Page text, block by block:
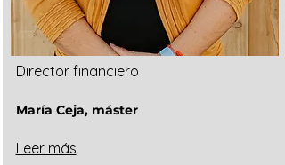
Director financiero
María Ceja, máster
Leer más